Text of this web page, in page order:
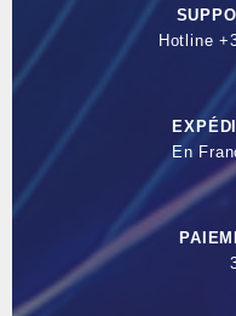
Hotline
En